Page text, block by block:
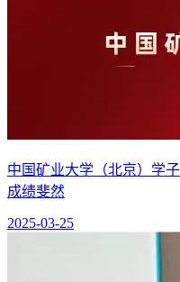
中国矿业大学（北京）学
成绩斐然
2025-03-25